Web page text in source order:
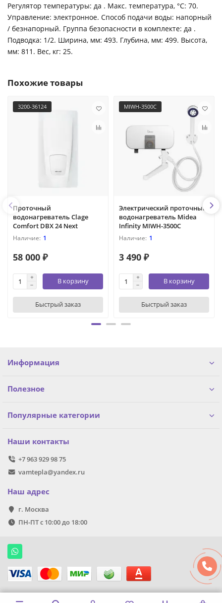
Регулятор температуры: да . Макс. температура, °C: 70.
Управление: электронное. Способ подачи воды: напорный
/ безнапорный. Группа безопасности в комплекте: да .
Подводка: 1/2. Ширина, мм: 493. Глубина, мм: 499. Высота,
мм: 811. Вес, кг: 25.
Похожие товары
3200-36124
Проточный
водонагреватель Clage
Comfort DBX 24 Next
1
58 000 ₽
В корзину
Быстрый заказ
MIWH-3500C
Электрический проточный
водонагреватель Midea
Infinity MIWH-3500C
1
3 490 ₽
В корзину
Быстрый заказ
Информация
Полезное
Популярные категории
Наши контакты
+7 963 929 98 75
vamtepla@yandex.ru
Наш адрес
г. Москва
ПН-ПТ с 10:00 до 18:00